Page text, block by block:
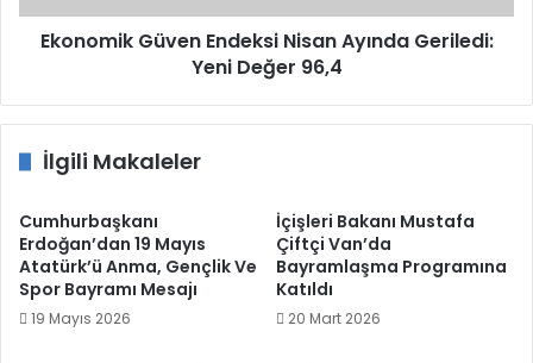
96,4
Ekonomik Güven Endeksi Nisan Ayında Geriledi:
Yeni Değer 96,4
İlgili Makaleler
Cumhurbaşkanı
Erdoğan’dan 19 Mayıs
Atatürk’ü Anma, Gençlik Ve
Spor Bayramı Mesajı
19 Mayıs 2026
İçişleri Bakanı Mustafa
Çiftçi Van’da
Bayramlaşma Programına
Katıldı
20 Mart 2026